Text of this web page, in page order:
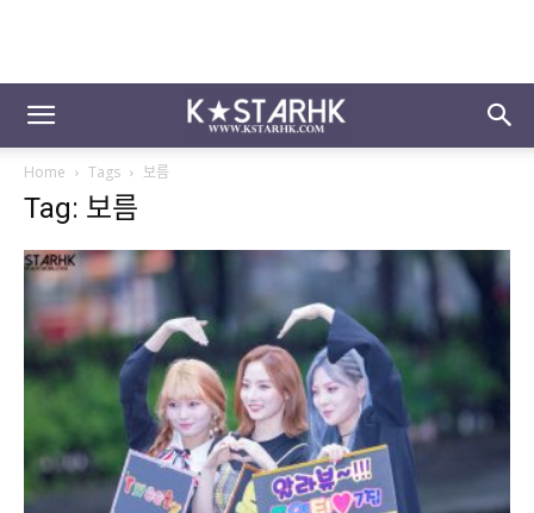
Home Tags 보름
Tag: 보름